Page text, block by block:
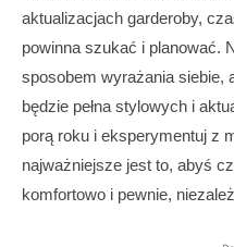
aktualizacjach garderoby,
powinna szukać i planować.
sposobem wyrażania siebie,
będzie pełna stylowych i
porą roku i eksperymentuj z
najważniejsze jest to, abyś
komfortowo i pewnie,